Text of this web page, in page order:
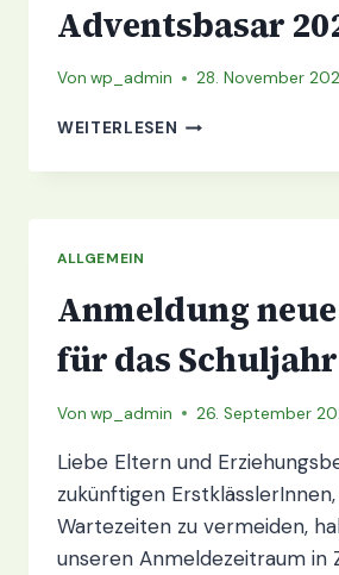
Adventsbasar
Von wp_admin 28. November
WEITERLESEN LIEDTEXTE
ADVENTSBASAR
ALLGEMEIN
Anmeldung
für das
Von wp_admin 26. September
Liebe Eltern und
zukünftigen
Wartezeiten zu vermeiden,
unseren Anmeldezeitraum in